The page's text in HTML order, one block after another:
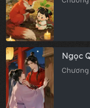
Ngọc
Chương